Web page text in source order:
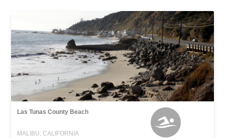
Las Tunas County Beach
MALIBU, CALIFORNIA